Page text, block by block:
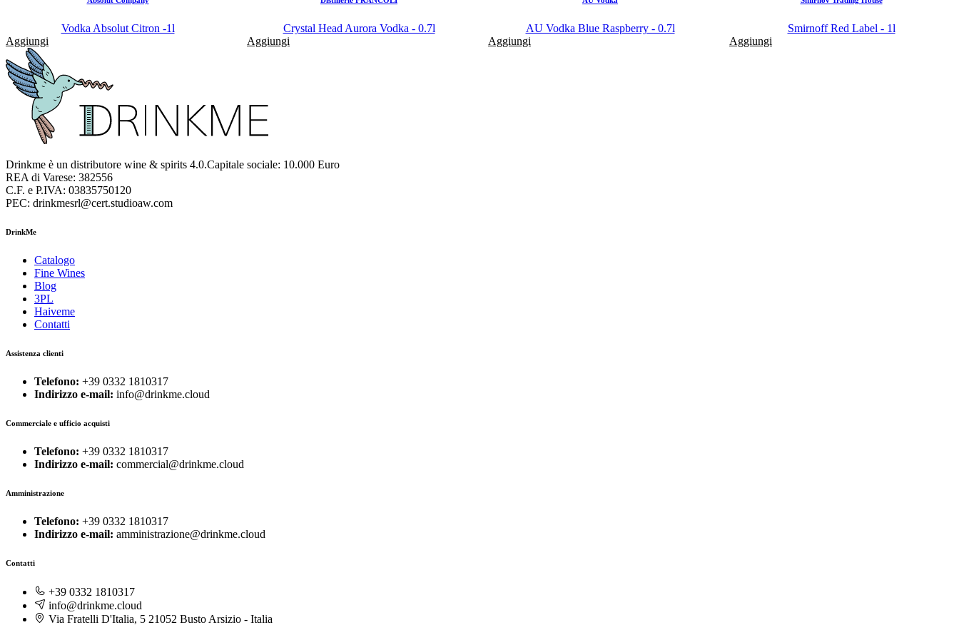
Vodka Absolut Citron -1l
Aggiungi
Crystal Head Aurora Vodka - 0.7l
Aggiungi
AU Vodka Blue Raspberry - 0.7l
Aggiungi
Smirnoff Red Label - 1l
Aggiungi
Drinkme è un distributore wine & spirits 4.0.Capitale sociale: 10.000 Euro
REA di Varese: 382556
C.F. e P.IVA: 03835750120
PEC: drinkmesrl@cert.studioaw.com
DrinkMe
Catalogo
Fine Wines
Blog
3PL
Haiveme
Contatti
Assistenza clienti
Telefono: +39 0332 1810317
Indirizzo e-mail: info@drinkme.cloud
Commerciale e ufficio acquisti
Telefono: +39 0332 1810317
Indirizzo e-mail: commercial@drinkme.cloud
Amministrazione
Telefono: +39 0332 1810317
Indirizzo e-mail: amministrazione@drinkme.cloud
Contatti
+39 0332 1810317
info@drinkme.cloud
Via Fratelli D'Italia, 5 21052 Busto Arsizio - Italia